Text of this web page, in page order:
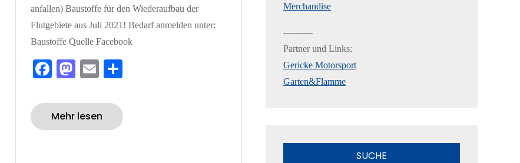
anfallen) Baustoffe für den Wiederaufbau der
Flutgebiete aus Juli 2021! Bedarf anmelden unter:
Baustoffe Quelle Facebook
Fa
bo
ok
M
to
do
E
ail
Mehr lesen
Merchandise
----------
Partner und Links:
Gericke Motorsport
Garten&Flamme
SUCHE